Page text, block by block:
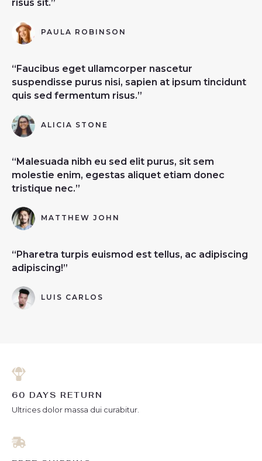
risus sit.”
PAULA ROBINSON
“Faucibus eget ullamcorper nascetur
suspendisse purus nisi, sapien at ipsum tincidunt
quis sed fermentum risus.”
ALICIA STONE
“Malesuada nibh eu sed elit purus, sit sem
molestie enim, egestas aliquet etiam donec
tristique nec.”
MATTHEW JOHN
“Pharetra turpis euismod est tellus, ac adipiscing
adipiscing!”
LUIS CARLOS
60 DAYS RETURN
Ultrices dolor massa dui curabitur.